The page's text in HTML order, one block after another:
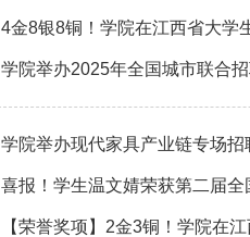
4金8银8铜！学院在江西省大学
学院举办2025年全国城市联合
学院举办现代家具产业链专场招
喜报！学生温文婧荣获第二届全
【荣誉奖项】2金3铜！学院在